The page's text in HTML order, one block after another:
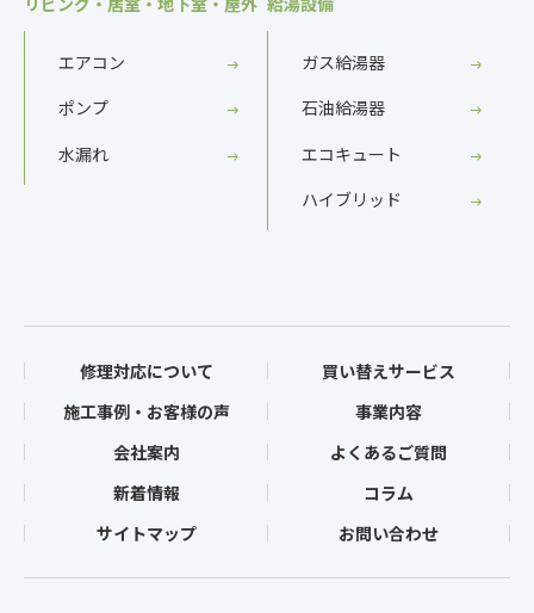
エアコン
ポンプ
水漏れ
ガス給湯器
石油給湯器
エコキュート
ハイブリッド
修理対応について
買い替えサービス
施工事例・お客様の声
事業内容
会社案内
よくあるご質問
新着情報
コラム
サイトマップ
お問い合わせ